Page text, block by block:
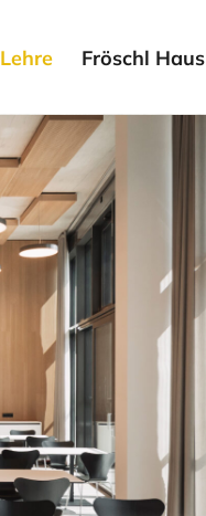
Lehre Fröschl Haus